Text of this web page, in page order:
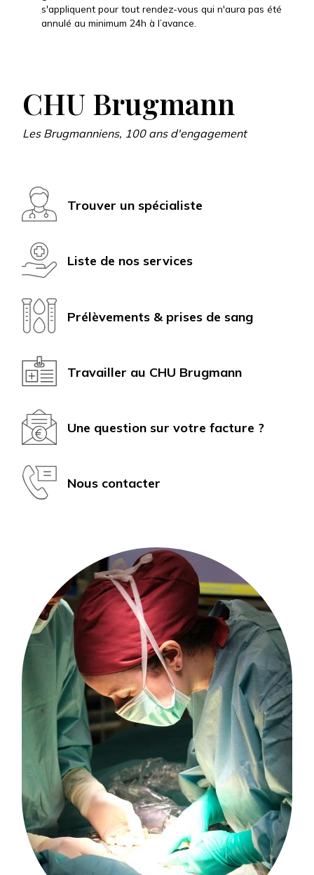
s'appliquent pour tout rendez-vous qui n'aura pas été
annulé au minimum 24h à l’avance.
CHU Brugmann
Les Brugmanniens, 100 ans d'engagement
Trouver un spécialiste
Liste de nos services
Prélèvements & prises de sang
Travailler au CHU Brugmann
Une question sur votre facture ?
Nous contacter